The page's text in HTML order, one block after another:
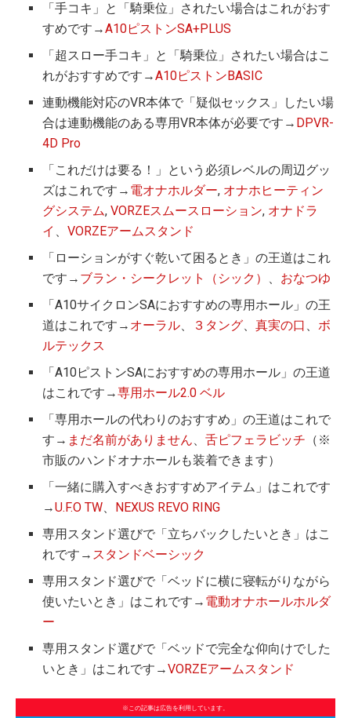
「手コキ」と「騎乗位」されたい場合はこれがおす
すめです→A10ピストンSA+PLUS
「超スロー手コキ」と「騎乗位」されたい場合はこ
れがおすすめです→A10ピストンBASIC
連動機能対応のVR本体で「疑似セックス」したい場
合は連動機能のある専用VR本体が必要です→ DPVR-
4D Pro
「これだけは要る！」という必須レベルの周辺グッ
ズはこれです→ 電オナホルダー, オナホヒーティン
グシステム,VORZEスムースローション, オナドラ
イ 、VORZEアームスタンド
「ローションがすぐ乾いて困るとき」の王道はこれ
です→ ブラン・シークレット（シック） 、 おなつゆ
「A10サイクロンSAにおすすめの専用ホール」の王
道はこれです→ オーラル、 ３タング、真実の口 、ボ
ルテックス
「A10ピストンSAにおすすめの専用ホール」の王道
はこれです→専用ホール2.0 ベル
「専用ホールの代わりのおすすめ」の王道はこれで
す→ まだ名前がありません、舌ピフェラビッチ （※
市販のハンドオナホールも装着できます）
「一緒に購入すべきおすすめアイテム」はこれです
→U.F.O TW、
NEXUS REVO RING
専用スタンド選びで「立ちバックしたいとき」はこ
れです→ スタンドベーシック
専用スタンド選びで「ベッドに横に寝転がりながら
使いたいとき」はこれです→ 電動オナホールホルダ
ー
専用スタンド選びで「ベッドで完全な仰向けでした
いとき」はこれです→VORZEアームスタンド
※この記事は広告を利用しています。